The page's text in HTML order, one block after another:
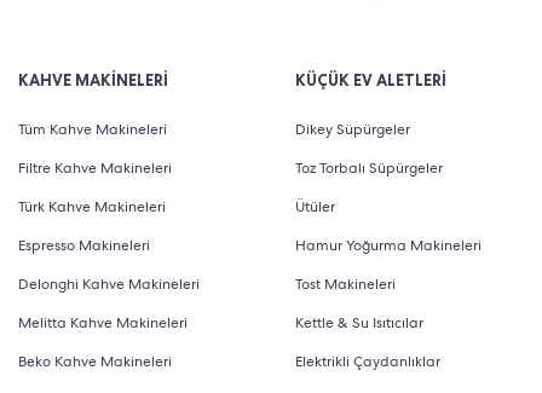
KAHVE MAKİNELERİ
Tüm Kahve Makineleri
Filtre Kahve Makineleri
Türk Kahve Makineleri
Espresso Makineleri
Delonghi Kahve Makineleri
Melitta Kahve Makineleri
Beko Kahve Makineleri
KÜÇÜK EV ALETLERİ
Dikey Süpürgeler
Toz Torbalı Süpürgeler
Ütüler
Hamur Yoğurma Makineleri
Tost Makineleri
Kettle & Su Isıtıcılar
Elektrikli Çaydanlıklar